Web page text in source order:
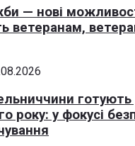
— нові
ветеранам,
готують
року: у фокусі